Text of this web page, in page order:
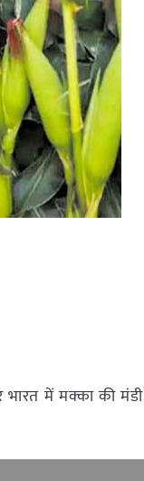
भारत में मक्का की मंडी